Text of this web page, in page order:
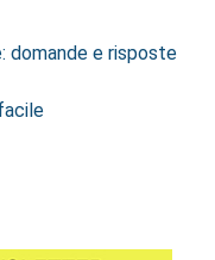
domande e risposte